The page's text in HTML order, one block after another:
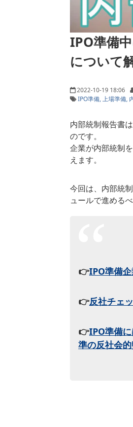
IPO準備
について
2022-10-19 18:06
IPO準備 上場準備
内部統制報告書
のです。
企業が内部統制
えます。
今回は、内部統
ュールで進める
👉IPO準備
👉反社チェ
👉IPO準備
準の反社会